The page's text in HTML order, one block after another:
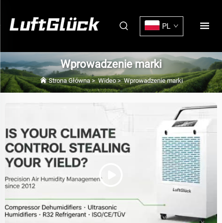
PL
Wprowadzenie marki
Strona Główna>Wideo>Wprowadzenie marki